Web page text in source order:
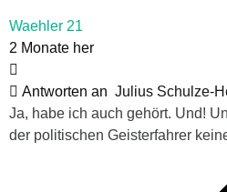
Waehler 21
2 Monate her
Antworten an Julius Schulze-
Ja, habe ich auch gehört. Und!
der politischen Geisterfahrer